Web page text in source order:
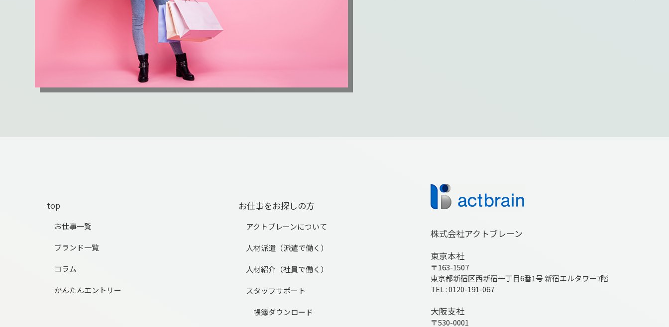
top
お仕事一覧
ブランド一覧
コラム
かんたんエントリー
お仕事をお探しの方
アクトブレーンについて
人材派遣（派遣で働く）
人材紹介（社員で働く）
スタッフサポート
帳簿ダウンロード
株式会社アクトブレーン
東京本社
〒163-1507
東京都新宿区西新宿一丁目6番1号 新宿エルタワー7階
TEL : 0120-191-067
大阪支社
〒530-0001